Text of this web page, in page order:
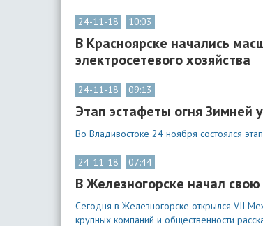
24-11-18 10:03
В Красноярске начались
электросетевого хозяйства
24-11-18 09:13
Этап эстафеты огня Зимней
Во Владивостоке 24 ноября состоялся
24-11-18 07:44
В Железногорске начал
Сегодня в Железногорске открылся VII
крупных компаний и общественности